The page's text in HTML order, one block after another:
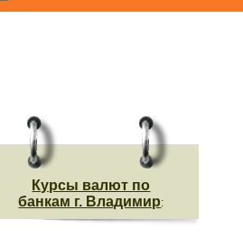
Курсы валют по
банкам г. Владимир: